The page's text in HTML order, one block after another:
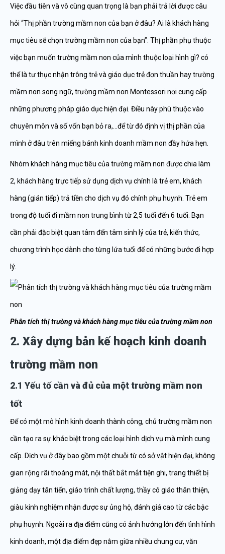
Việc đầu tiên và vô cùng quan trọng là bạn phải trả lời được câu
hỏi “Thị phần trường mầm non của bạn ở đâu? Ai là khách hàng
mục tiêu sẽ chọn trường mầm non của bạn”. Thị phần phụ thuộc
việc bạn muốn trường mầm non của mình thuộc loại hình gì? có
thể là tư thục nhận trông trẻ và giáo dục trẻ đơn thuần hay trường
mầm non song ngữ, trường mầm non Montessori nơi cung cấp
những phương pháp giáo dục hiện đại. Điều này phù thuộc vào
chuyên môn và số vốn bạn bỏ ra,…để từ đó định vị thị phần của
mình ở đâu trên miếng bánh kinh doanh mầm non đầy hứa hẹn.
Nhóm khách hàng mục tiêu của trường mầm non được chia làm
2, khách hàng trực tiếp sử dụng dịch vụ chính là trẻ em, khách
hàng (gián tiếp) trả tiền cho dịch vụ đó chính phụ huynh. Trẻ em
trong độ tuổi đi mầm non trung bình từ 2,5 tuổi đến 6 tuổi. Bạn
cần phải đặc biệt quan tâm đến tâm sinh lý của trẻ, kiến thức,
chương trình học dành cho từng lứa tuổi để có những bước đi hợp
lý.
Phân tích thị trường và khách hàng mục tiêu của trường mầm non
2. Xây dựng bản kế hoạch kinh doanh
trường mầm non
2.1 Yếu tố cần và đủ của một trường mầm non
tốt
Để có một mô hình kinh doanh thành công, chủ trường mầm non
cần tạo ra sự khác biệt trong các loại hình dịch vụ mà mình cung
cấp. Dịch vụ ở đây bao gồm một chuỗi từ có sở vật hiện đại, không
gian rộng rãi thoáng mát, nội thất bắt mắt tiện ghi, trang thiết bị
giảng dạy tân tiến, giáo trình chất lượng, thầy cô giáo thân thiện,
giàu kinh nghiệm nhận được sự ủng hộ, đánh giá cao từ các bậc
phụ huynh. Ngoài ra địa điểm cũng có ảnh hướng lớn đến tình hình
kinh doanh, một địa điểm đẹp nằm giữa nhiều chung cư, văn